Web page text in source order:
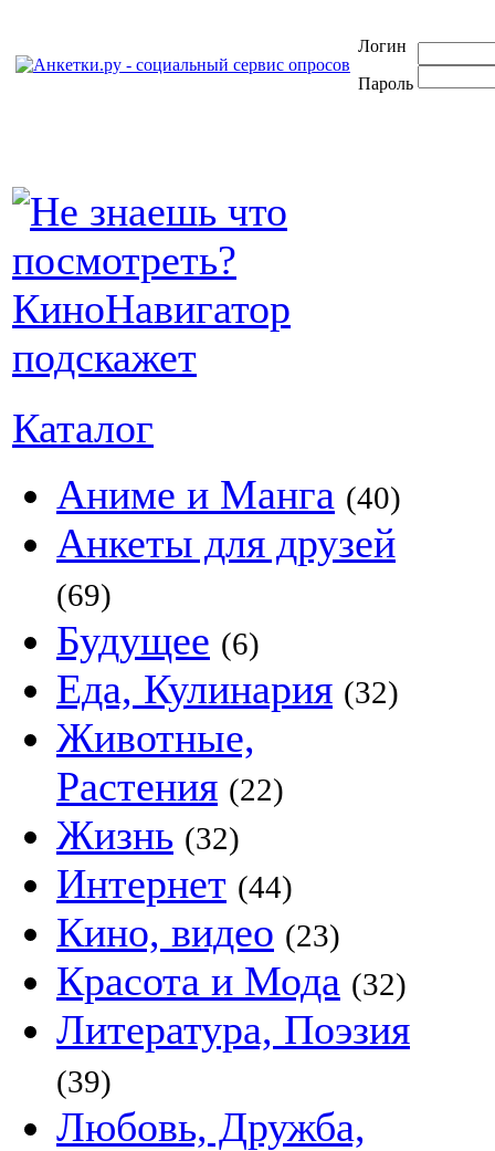
Логин
Пароль
Каталог
Аниме и Манга (40)
Анкеты для друзей
(69)
Будущее (6)
Еда, Кулинария (32)
Животные,
Растения (22)
Жизнь (32)
Интернет (44)
Кино, видео (23)
Красота и Мода (32)
Литература, Поэзия
(39)
Любовь, Дружба,